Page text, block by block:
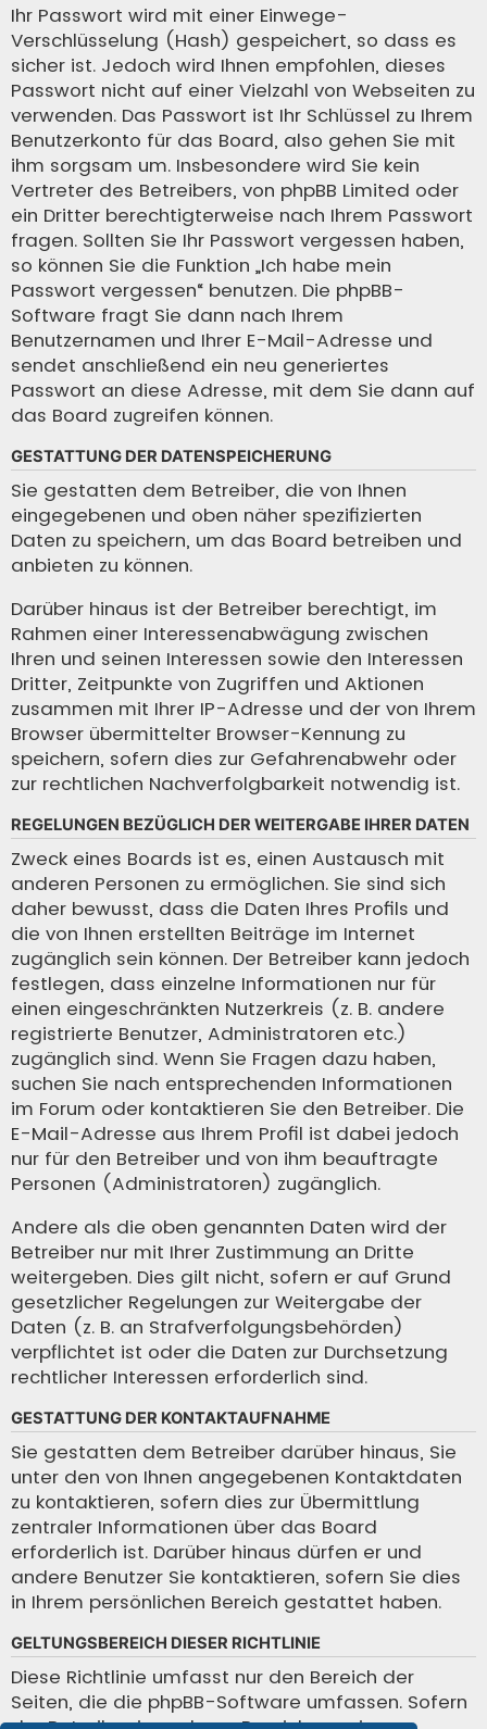
Ihr Passwort wird mit einer Einwege-
Verschlüsselung (Hash) gespeichert, so dass es
sicher ist. Jedoch wird Ihnen empfohlen, dieses
Passwort nicht auf einer Vielzahl von Webseiten zu
verwenden. Das Passwort ist Ihr Schlüssel zu Ihrem
Benutzerkonto für das Board, also gehen Sie mit
ihm sorgsam um. Insbesondere wird Sie kein
Vertreter des Betreibers, von phpBB Limited oder
ein Dritter berechtigterweise nach Ihrem Passwort
fragen. Sollten Sie Ihr Passwort vergessen haben,
so können Sie die Funktion „Ich habe mein
Passwort vergessen“ benutzen. Die phpBB-
Software fragt Sie dann nach Ihrem
Benutzernamen und Ihrer E-Mail-Adresse und
sendet anschließend ein neu generiertes
Passwort an diese Adresse, mit dem Sie dann auf
das Board zugreifen können.
GESTATTUNG DER DATENSPEICHERUNG
Sie gestatten dem Betreiber, die von Ihnen
eingegebenen und oben näher spezifizierten
Daten zu speichern, um das Board betreiben und
anbieten zu können.
Darüber hinaus ist der Betreiber berechtigt, im
Rahmen einer Interessenabwägung zwischen
Ihren und seinen Interessen sowie den Interessen
Dritter, Zeitpunkte von Zugriffen und Aktionen
zusammen mit Ihrer IP-Adresse und der von Ihrem
Browser übermittelter Browser-Kennung zu
speichern, sofern dies zur Gefahrenabwehr oder
zur rechtlichen Nachverfolgbarkeit notwendig ist.
REGELUNGEN BEZÜGLICH DER WEITERGABE IHRER DATEN
Zweck eines Boards ist es, einen Austausch mit
anderen Personen zu ermöglichen. Sie sind sich
daher bewusst, dass die Daten Ihres Profils und
die von Ihnen erstellten Beiträge im Internet
zugänglich sein können. Der Betreiber kann jedoch
festlegen, dass einzelne Informationen nur für
einen eingeschränkten Nutzerkreis (z. B. andere
registrierte Benutzer, Administratoren etc.)
zugänglich sind. Wenn Sie Fragen dazu haben,
suchen Sie nach entsprechenden Informationen
im Forum oder kontaktieren Sie den Betreiber. Die
E-Mail-Adresse aus Ihrem Profil ist dabei jedoch
nur für den Betreiber und von ihm beauftragte
Personen (Administratoren) zugänglich.
Andere als die oben genannten Daten wird der
Betreiber nur mit Ihrer Zustimmung an Dritte
weitergeben. Dies gilt nicht, sofern er auf Grund
gesetzlicher Regelungen zur Weitergabe der
Daten (z. B. an Strafverfolgungsbehörden)
verpflichtet ist oder die Daten zur Durchsetzung
rechtlicher Interessen erforderlich sind.
GESTATTUNG DER KONTAKTAUFNAHME
Sie gestatten dem Betreiber darüber hinaus, Sie
unter den von Ihnen angegebenen Kontaktdaten
zu kontaktieren, sofern dies zur Übermittlung
zentraler Informationen über das Board
erforderlich ist. Darüber hinaus dürfen er und
andere Benutzer Sie kontaktieren, sofern Sie dies
in Ihrem persönlichen Bereich gestattet haben.
GELTUNGSBEREICH DIESER RICHTLINIE
Diese Richtlinie umfasst nur den Bereich der
Seiten, die die phpBB-Software umfassen. Sofern